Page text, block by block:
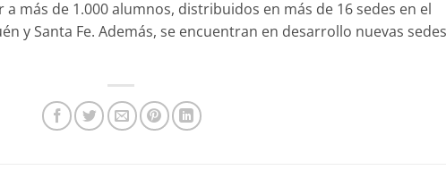
a más de 1.000 alumnos, distribuidos en más de 16 sedes en el
y Santa Fe. Además, se encuentran en desarrollo nuevas sedes